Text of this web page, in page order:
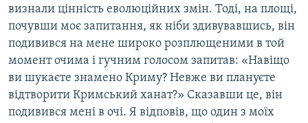
визнали цінність еволюційних змін. Тоді, на площі,
почувши моє запитання, як ніби здивувавшись, він
подивився на мене широко розплющеними в той
момент очима і гучним голосом запитав: «Навіщо
ви шукаєте знамено Криму? Невже ви плануєте
відтворити Кримський ханат?» Сказавши це, він
подивився мені в очі. Я відповів, що один з моїх